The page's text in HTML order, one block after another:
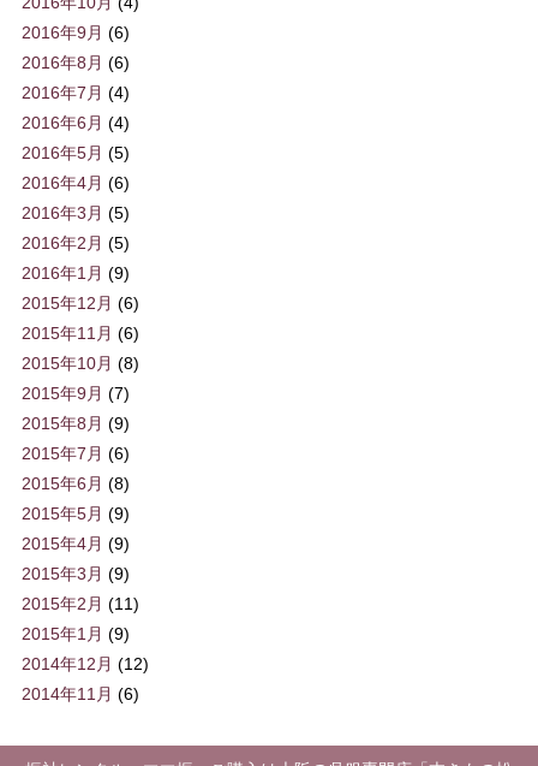
2016年9月 (6)
2016年8月 (6)
2016年7月 (4)
2016年6月 (4)
2016年5月 (5)
2016年4月 (6)
2016年3月 (5)
2016年2月 (5)
2016年1月 (9)
2015年12月 (6)
2015年11月 (6)
2015年10月 (8)
2015年9月 (7)
2015年8月 (9)
2015年7月 (6)
2015年6月 (8)
2015年5月 (9)
2015年4月 (9)
2015年3月 (9)
2015年2月 (11)
2015年1月 (9)
2014年12月 (12)
2014年11月 (6)